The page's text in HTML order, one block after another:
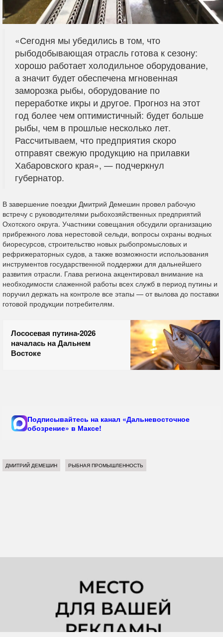
«Сегодня мы убедились в том, что
рыбодобывающая отрасль готова к сезону:
хорошо работает холодильное оборудование,
а значит будет обеспечена мгновенная
заморозка рыбы, оборудование по
переработке икры и другое. Прогноз на этот
год более чем оптимистичный: будет больше
рыбы, чем в прошлые несколько лет.
Рассчитываем, что предприятия скоро
отправят свежую продукцию на прилавки
Хабаровского края», — подчеркнул
губернатор.
В завершение поездки Дмитрий Демешин провел рабочую
встречу с руководителями рыбохозяйственных предприятий
Охотского округа. Участники совещания обсудили организацию
прибрежного лова нерестовой сельди, вопросы охраны водных
биоресурсов, строительство новых рыбопромысловых и
рефрижераторных судов, а также возможности использования
инструментов государственной поддержки для дальнейшего
развития отрасли. Глава региона акцентировал внимание на
необходимости слаженной работы всех служб в период путины и
поручил держать на контроле все этапы — от вылова до поставки
готовой продукции потребителям.
Лососевая путина-2026
началась на Дальнем
Востоке
Подписывайтесь на канал «Дальневосточное
обозрение» в Максе!
ДМИТРИЙ ДЕМЕШИН РЫБНАЯ ПРОМЫШЛЕННОСТЬ